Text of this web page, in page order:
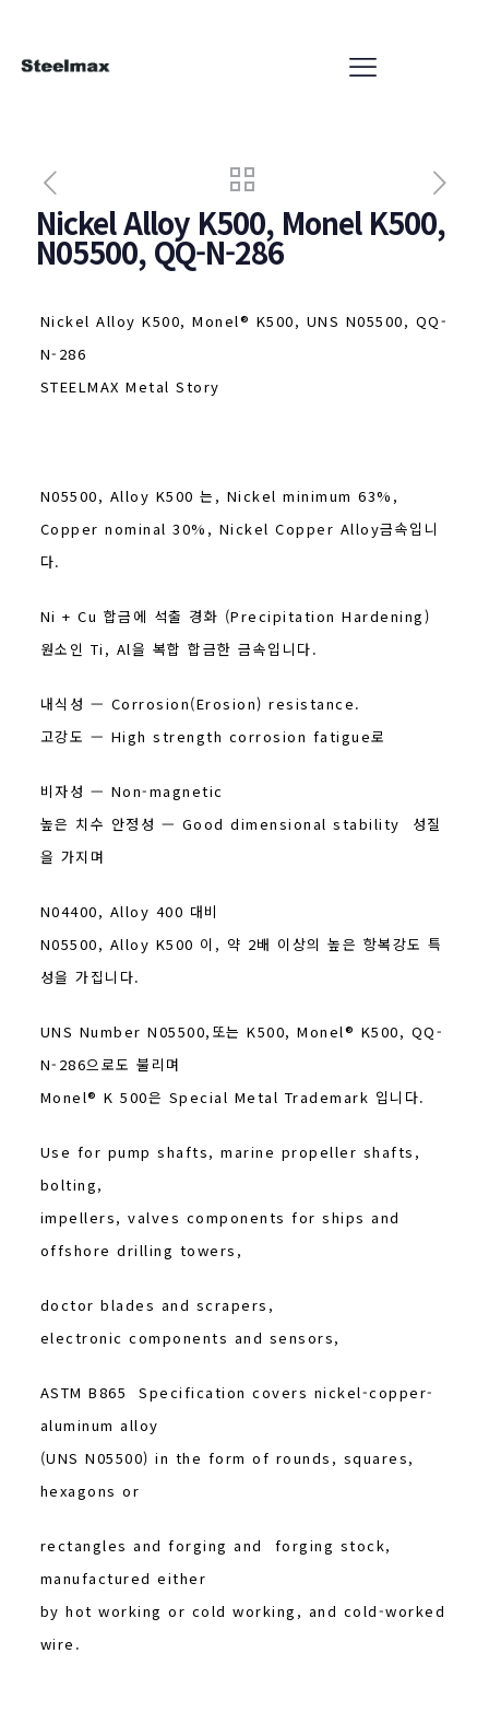
Nickel Alloy K500, Monel K500,
N05500, QQ-N-286
Nickel Alloy K500, Monel® K500, UNS N05500, QQ-
N-286
STEELMAX Metal Story
N05500, Alloy K500 는, Nickel minimum 63%,
Copper nominal 30%, Nickel Copper Alloy금속입니
다.
Ni + Cu 합금에 석출 경화 (Precipitation Hardening)
원소인 Ti, Al을 복합 합금한 금속입니다.
내식성 — Corrosion(Erosion) resistance.
고강도 — High strength corrosion fatigue로
비자성 — Non-magnetic
높은 치수 안정성 — Good dimensional stability 성질
을 가지며
N04400, Alloy 400 대비
N05500, Alloy K500 이, 약 2배 이상의 높은 항복강도 특
성을 가집니다.
UNS Number N05500,또는 K500, Monel® K500, QQ-
N-286으로도 불리며
Monel® K 500은 Special Metal Trademark 입니다.
Use for pump shafts, marine propeller shafts,
bolting,
impellers, valves components for ships and
offshore drilling towers,
doctor blades and scrapers,
electronic components and sensors,
ASTM B865 Specification covers nickel-copper-
aluminum alloy
(UNS N05500) in the form of rounds, squares,
hexagons or
rectangles and forging and forging stock,
manufactured either
by hot working or cold working, and cold-worked
wire.